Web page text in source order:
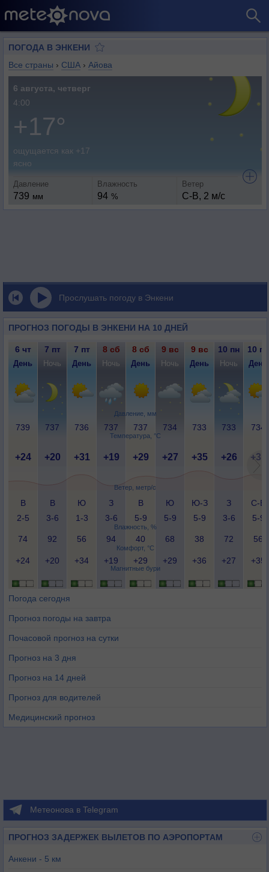
ПОГОДА В ЭНКЕНИ
Все страны › США › Айова
6 августа, четверг
4:00
+17°
ощущается как +17
ясно
Давление
739 мм
Влажность
94 %
Ветер
С-В, 2 м/с
Прослушать погоду в Энкени
ПРОГНОЗ ПОГОДЫ В ЭНКЕНИ НА 10 ДНЕЙ
Давление, мм
Температура, °C
Ветер, метр/с
Влажность, %
Комфорт, °C
Магнитные бури
6 чт 7 пт 7 пт 8 сб 8 сб 9 вс 9 вс 10 пн 10 пн
День Ночь День Ночь День Ночь День Ночь День
739 737 736 737 737 734 733 733 734
+24 +20 +31 +19 +29 +27 +35 +26 +31
В
2-5
В
3-6
Ю
1-3
З
3-6
В
5-9
Ю
5-9
Ю-З
5-9
З
3-6
С-В
5-9
74 92 56 94 40 68 38 72 56
+24 +20 +34 +19 +29 +29 +36 +27 +35
Погода сегодня
Прогноз погоды на завтра
Почасовой прогноз на сутки
Прогноз на 3 дня
Прогноз на 14 дней
Прогноз для водителей
Медицинский прогноз
Метеонова в Telegram
ПРОГНОЗ ЗАДЕРЖЕК ВЫЛЕТОВ ПО АЭРОПОРТАМ
Анкени - 5 км